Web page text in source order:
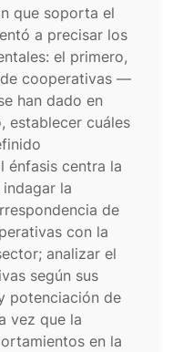
que soporta el
a precisar los
el primero,
cooperativas —
han dado en
establecer cuáles
énfasis centra la
la
de
con la
analizar el
según sus
potenciación de
vez que la
en la